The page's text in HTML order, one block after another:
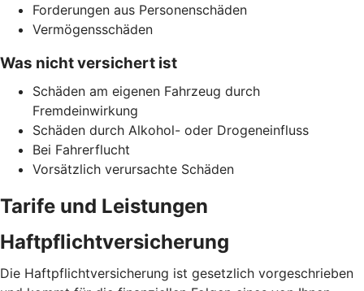
Forderungen aus Personenschäden
Vermögensschäden
Was nicht versichert ist
Schäden am eigenen Fahrzeug durch
Fremdeinwirkung
Schäden durch Alkohol- oder Drogeneinfluss
Bei Fahrerflucht
Vorsätzlich verursachte Schäden
Tarife und Leistungen
Haftpflichtversicherung
Die Haftpflichtversicherung ist gesetzlich vorgeschrieben